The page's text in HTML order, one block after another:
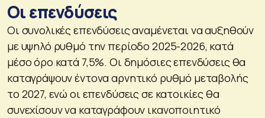
Οι επενδύσεις
Οι συνολικές επενδύσεις αναμένεται να αυξηθούν
με υψηλό ρυθμό την περίοδο 2025-2026, κατά
μέσο όρο κατά 7,5%. Οι δημόσιες επενδύσεις θα
καταγράψουν έντονα αρνητικό ρυθμό μεταβολής
το 2027, ενώ οι επενδύσεις σε κατοικίες θα
συνεχίσουν να καταγράφουν ικανοποιητικό